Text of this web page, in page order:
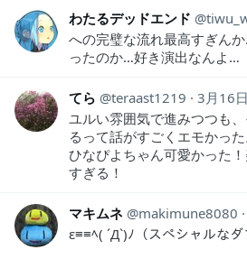
わたるデッドエンド
への完璧な流れ最高すぎん
ったのか…好き演出なんよ…
てら teraast1219
3月16日
ユルい雰囲気で進みつつも
るって話がすごくエモかった
ひなぴよちゃん可愛かった
すぎる！
マキムネ makimune8080
ε≡≡ﾍ( ´Д`)ﾉ（スペシャルなダ